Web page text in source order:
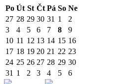
Po Út St Čt Pá So Ne
27 28 29 30 31 1
2
3
4 5 6 7 8
9
10 11 12 13 14 15 16
17 18 19 20 21 22 23
24 25 26 27 28 29 30
31 1 2 3 4 5 6